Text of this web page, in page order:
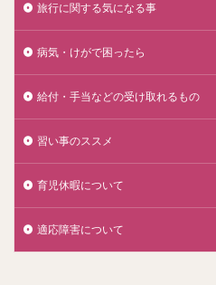
旅行に関する気になる事
病気・けがで困ったら
給付・手当などの受け取れるもの
習い事のススメ
育児休暇について
適応障害について